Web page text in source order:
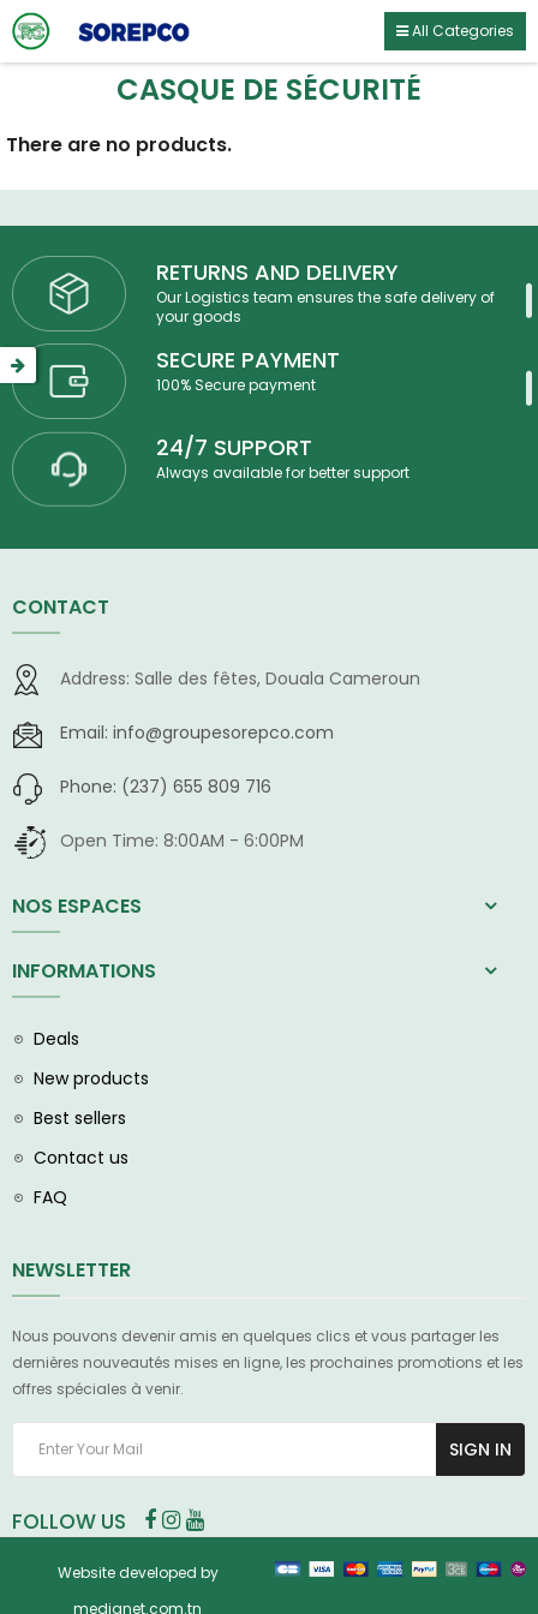
All Categories
CASQUE DE SÉCURITÉ
There are no products.
RETURNS AND DELIVERY
Our Logistics team ensures the safe delivery of
your goods
SECURE PAYMENT
100% Secure payment
24/7 SUPPORT
Always available for better support
CONTACT
Address: Salle des fêtes, Douala Cameroun
Email: info@groupesorepco.com
Phone: (237) 655 809 716
Open Time: 8:00AM - 6:00PM
NOS ESPACES
INFORMATIONS
Deals
New products
Best sellers
Contact us
FAQ
NEWSLETTER
Nous pouvons devenir amis en quelques clics et vous partager les
dernières nouveautés mises en ligne, les prochaines promotions et les
offres spéciales à venir.
SIGN IN
FOLLOW US
Website developed by
medianet.com.tn